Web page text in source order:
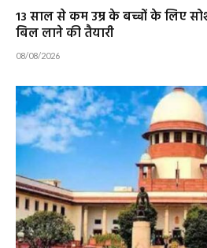
13 साल से कम उम्र के बच्चों के लिए
बिल लाने की तैयारी
08/08/2026